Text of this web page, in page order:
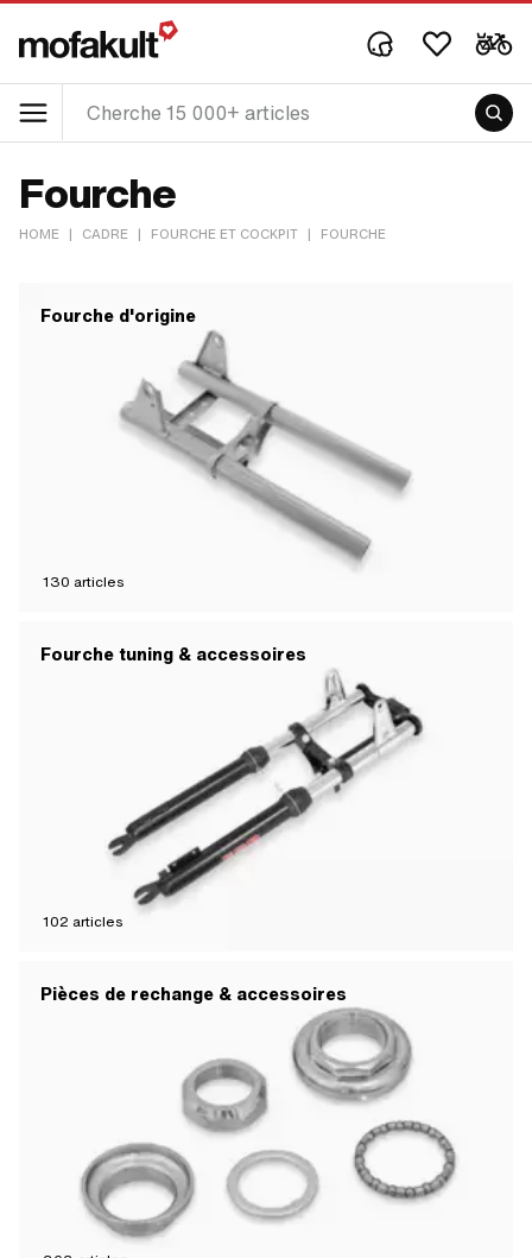
Fourche
HOME | CADRE | FOURCHE ET COCKPIT | FOURCHE
Fourche d'origine
130 articles
Fourche tuning & accessoires
102 articles
Pièces de rechange & accessoires